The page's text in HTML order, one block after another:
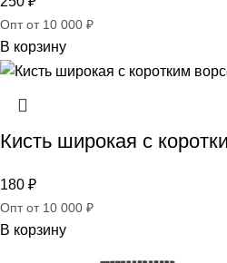
Опт от 10 000 ₽
В корзину
Кисть широкая c
180 ₽
Опт от 10 000 ₽
В корзину